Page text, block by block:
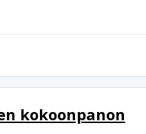
kokoonpanon